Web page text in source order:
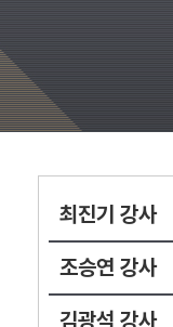
최진기 강사
조승연 강사
김광석 강사